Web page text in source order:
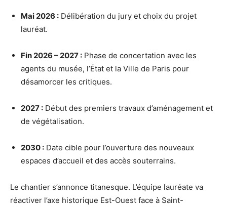
Mai 2026 : Délibération du jury et choix du projet
lauréat.
Fin 2026 – 2027 : Phase de concertation avec les
agents du musée, l’État et la Ville de Paris pour
désamorcer les critiques.
2027 : Début des premiers travaux d’aménagement et
de végétalisation.
2030 : Date cible pour l’ouverture des nouveaux
espaces d’accueil et des accès souterrains.
Le chantier s’annonce titanesque. L’équipe lauréate va
réactiver l’axe historique Est-Ouest face à Saint-